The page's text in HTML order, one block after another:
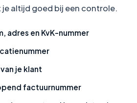
je altijd goed bij een controle.
adres en KvK-nummer
je klant
factuurnummer